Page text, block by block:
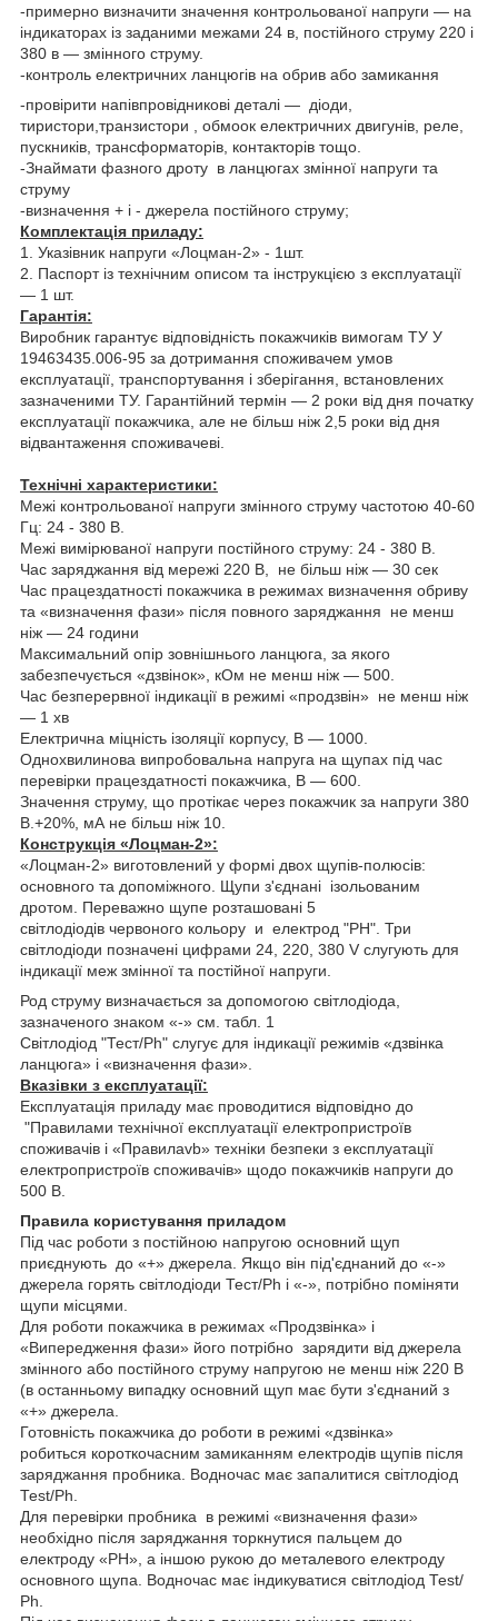
-примерно визначити значення контрольованої напруги — на
індикаторах із заданими межами 24 в, постійного струму 220 і
380 в — змінного струму.
-контроль електричних ланцюгів на обрив або замикання
-провірити напівпровідникові деталі — діоди,
тиристори,транзистори , обмоок електричних двигунів, реле,
пускників, трансформаторів, контакторів тощо.
-Знаймати фазного дроту в ланцюгах змінної напруги та
струму
-визначення + і - джерела постійного струму;
Комплектація приладу:
1. Указівник напруги «Лоцман-2» - 1шт.
2. Паспорт із технічним описом та інструкцією з експлуатації
— 1 шт.
Гарантія:
Виробник гарантує відповідність покажчиків вимогам ТУ У
19463435.006-95 за дотримання споживачем умов
експлуатації, транспортування і зберігання, встановлених
зазначеними ТУ. Гарантійний термін — 2 роки від дня початку
експлуатації покажчика, але не більш ніж 2,5 роки від дня
відвантаження споживачеві.
Технічні характеристики:
Межі контрольованої напруги змінного струму частотою 40-60
Гц: 24 - 380 В.
Межі вимірюваної напруги постійного струму: 24 - 380 В.
Час заряджання від мережі 220 В, не більш ніж — 30 сек
Час працездатності покажчика в режимах визначення обриву
та «визначення фази» після повного заряджання не менш
ніж — 24 години
Максимальний опір зовнішнього ланцюга, за якого
забезпечується «дзвінок», кОм не менш ніж — 500.
Час безперервної індикації в режимі «продзвін» не менш ніж
— 1 хв
Електрична міцність ізоляції корпусу, В — 1000.
Однохвилинова випробовальна напруга на щупах під час
перевірки працездатності покажчика, В — 600.
Значення струму, що протікає через покажчик за напруги 380
В.+20%, мА не більш ніж 10.
Конструкція «Лоцман-2»:
«Лоцман-2» виготовлений у формі двох щупів-полюсів:
основного та допоміжного. Щупи з'єднані ізольованим
дротом. Переважно щупе розташовані 5
світлодіодів червоного кольору и електрод "РН". Три
світлодіоди позначені цифрами 24, 220, 380 V слугують для
індикації меж змінної та постійної напруги.
Род струму визначається за допомогою світлодіода,
зазначеного знаком «-» см. табл. 1
Світлодіод "Тест/Рh" слугує для індикації режимів «дзвінка
ланцюга» і «визначення фази».
Вказівки з експлуатації:
Експлуатація приладу має проводитися відповідно до
"Правилами технічної експлуатації електропристроїв
споживачів і «Правилаvb» техніки безпеки з експлуатації
електропристроїв споживачів» щодо покажчиків напруги до
500 В.
Правила користування приладом
Під час роботи з постійною напругою основний щуп
приєднують до «+» джерела. Якщо він під'єднаний до «-»
джерела горять світлодіоди Тест/Рh і «-», потрібно поміняти
щупи місцями.
Для роботи покажчика в режимах «Продзвінка» і
«Випередження фази» його потрібно зарядити від джерела
змінного або постійного струму напругою не менш ніж 220 В
(в останньому випадку основний щуп має бути з'єднаний з
«+» джерела.
Готовність покажчика до роботи в режимі «дзвінка»
робиться короткочасним замиканням електродів щупів після
заряджання пробника. Водночас має запалитися світлодіод
Теst/Рh.
Для перевірки пробника в режимі «визначення фази»
необхідно після заряджання торкнутися пальцем до
електроду «РН», а іншою рукою до металевого електроду
основного щупа. Водночас має індикуватися світлодіод Теst/
Рh.